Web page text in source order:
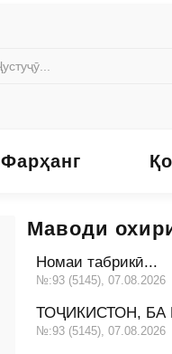
Фарҳанг
Маводи
Номаи табрикӣ...
№:93 (5145), 07.08.2026
ТОҶИКИСТОН, БА
№:93 (5145), 07.08.2026